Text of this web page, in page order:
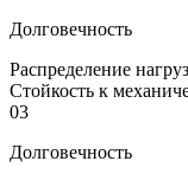
Долговечность
Распределение
Стойкость к
03
Долговечность